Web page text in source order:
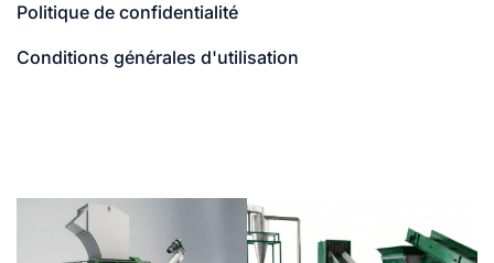
Politique de confidentialité
Conditions générales d'utilisation